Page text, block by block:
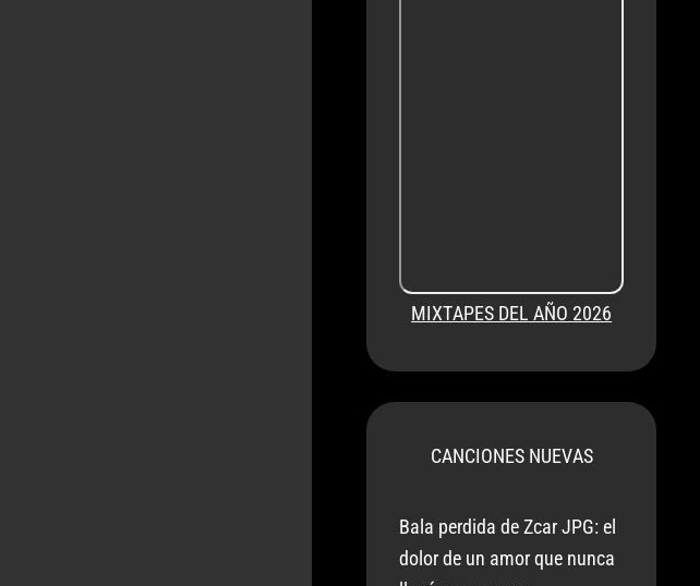
MIXTAPES DEL AÑO 2026
CANCIONES NUEVAS
Bala perdida de Zcar JPG: el
dolor de un amor que nunca